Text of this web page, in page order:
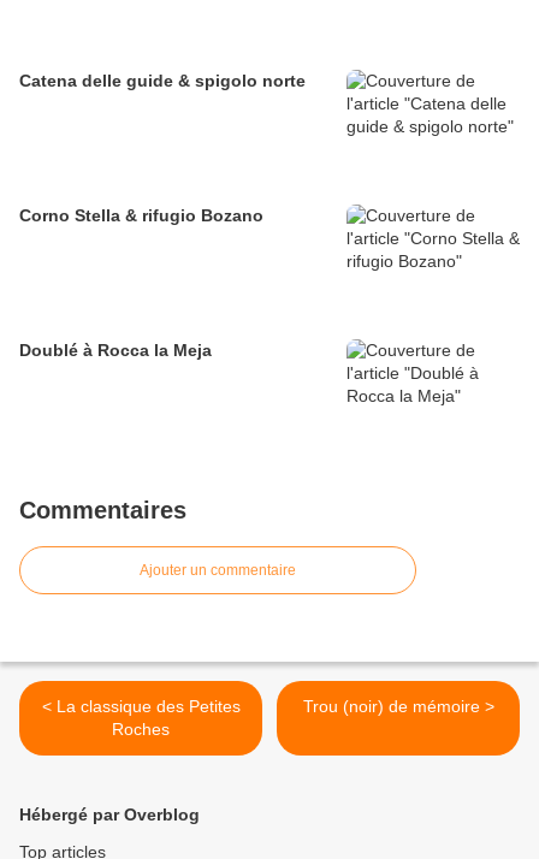
Catena delle guide & spigolo norte
Corno Stella & rifugio Bozano
Doublé à Rocca la Meja
Commentaires
Ajouter un commentaire
< La classique des Petites
Roches
Trou (noir) de mémoire >
Hébergé par Overblog
Top articles